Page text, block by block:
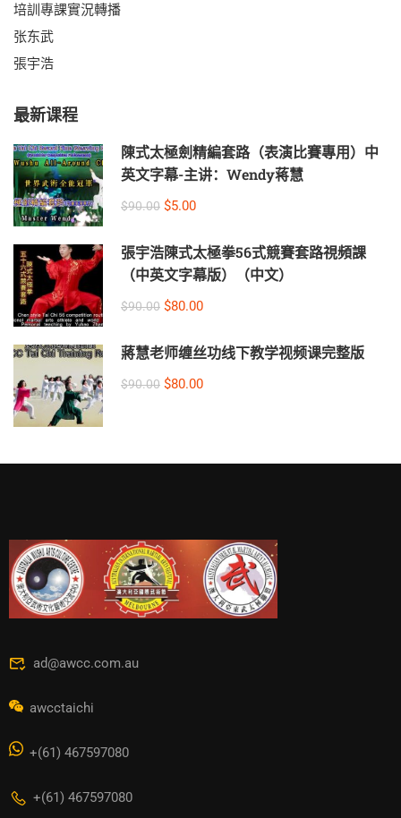
培訓專課實況轉播
张东武
張宇浩
最新课程
陳式太極劍精編套路（表演比賽專用）中
英文字幕-主讲：Wendy蒋慧
$90.00 $5.00
張宇浩陳式太極拳56式競賽套路視頻課
（中英文字幕版）（中文）
$90.00 $80.00
蔣慧老师缠丝功线下教学视频课完整版
$90.00 $80.00
ad@awcc.com.au
awcctaichi
+(61) 467597080
+(61) 467597080